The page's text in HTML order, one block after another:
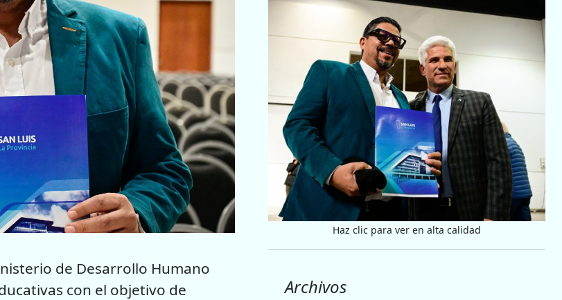
de Desarrollo Humano
con el objetivo de
Haz clic para ver en alta calidad
Archivos